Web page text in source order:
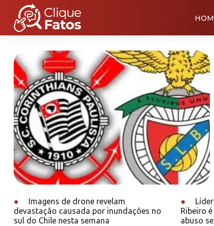
●
Imagens de drone revelam
devastação causada por inundações no
sul do Chile nesta semana
●
Ribeiro
abuso